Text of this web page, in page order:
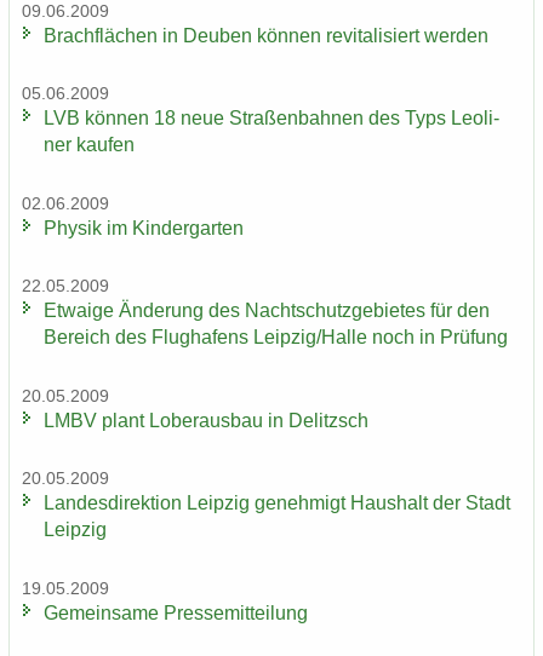
09.06.2009
Brach­flä­chen in Deu­ben kön­nen re­vi­ta­li­siert wer­den
05.06.2009
LVB kön­nen 18 neue Stra­ßen­bah­nen des Typs Leo­li­
ner kau­fen
02.06.2009
Phy­sik im Kin­der­gar­ten
22.05.2009
Et­wa­ige Än­de­rung des Nacht­schutz­ge­bie­tes für den
Be­reich des Flug­ha­fens Leip­zig/Halle noch in Prü­fung
20.05.2009
LMBV plant Lober­aus­bau in De­litzsch
20.05.2009
Lan­des­di­rek­ti­on Leip­zig ge­neh­migt Haus­halt der Stadt
Leip­zig
19.05.2009
Ge­mein­sa­me Pres­se­mit­tei­lung